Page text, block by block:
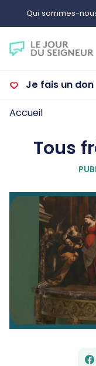
Qui sommes-
Je fais un don
Accueil
Tous